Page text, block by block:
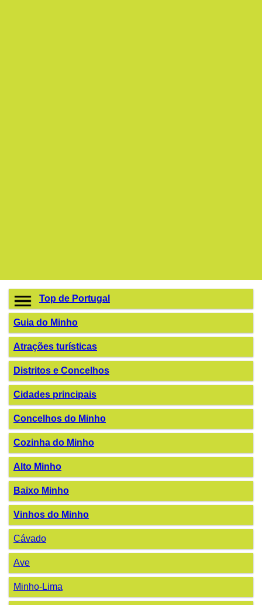
Top de Portugal
Guia do Minho
Atrações turísticas
Distritos e Concelhos
Cidades principais
Concelhos do Minho
Cozinha do Minho
Alto Minho
Baixo Minho
Vinhos do Minho
Cávado
Ave
Minho-Lima